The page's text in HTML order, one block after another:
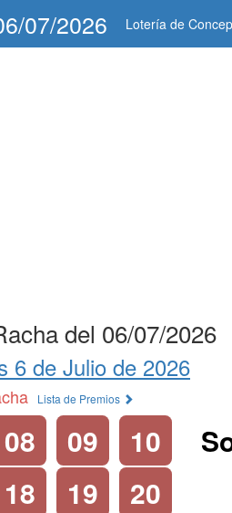
07/2026 Lotería de
del 06/07/2026
6 de Julio de 2026
Lista de Premios
08 09 10
18 19
20